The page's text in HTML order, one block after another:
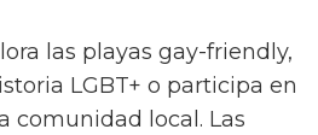
las playas gay-friendly,
LGBT+ o participa en
comunidad local. Las